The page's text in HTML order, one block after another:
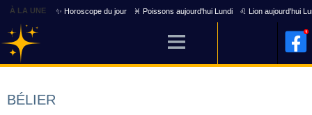
À LA UNE ✨ Horoscope du jour ♓ Poissons aujourd'hui Lundi ♌ Lion aujourd'hui
BÉLIER